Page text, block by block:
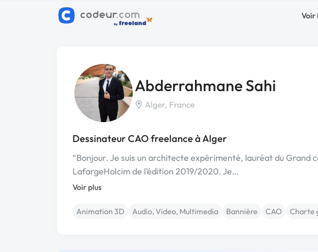
Voir
Abderrahmane Sahi
Alger, France
Dessinateur CAO freelance à Alger
“Bonjour. Je suis un architecte expérimenté, lauréat du Grand
LafargeHolcim de l’édition 2019/2020. Je…
Voir plus
Animation 3D Audio, Video, Multimedia Bannière CAO Charte